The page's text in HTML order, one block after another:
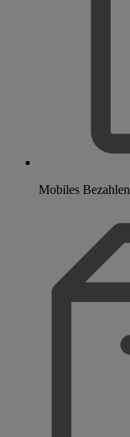
Mobiles Bezahlen